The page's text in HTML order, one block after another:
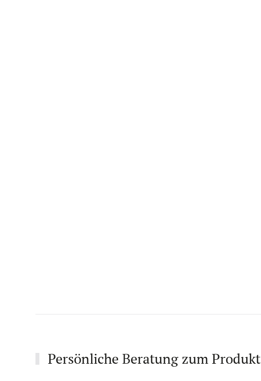
Persönliche Beratung zum Produkt